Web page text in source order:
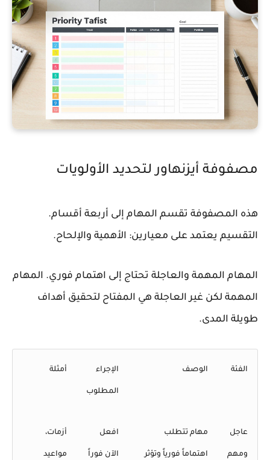
مصفوفة أيزنهاور لتحديد الأولويات
هذه المصفوفة تقسم المهام إلى أربعة أقسام.
التقسيم يعتمد على معيارين: الأهمية والإلحاح.
المهام المهمة والعاجلة تحتاج إلى اهتمام فوري. المهام
المهمة لكن غير العاجلة هي المفتاح لتحقيق أهداف
طويلة المدى.
الفئة الوصف الإجراء
المطلوب
أمثلة
عاجل
ومهم
مهام تتطلب
اهتماماً فورياً وتؤثر
افعل
الآن فوراً
أزمات،
مواعيد